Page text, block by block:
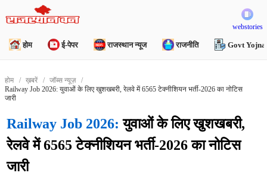
webstories
होम ई-पेपर राजस्थान न्यूज राजनीति Govt Yojna
होम ख़बरें
जॉब्स न्यूज़
Railway Job 2026: युवाओं के लिए खुशखबरी, रेलवे में 6565 टेक्नीशियन भर्ती-2026 का नोटिस
जारी
Railway Job 2026: युवाओं के लिए खुशखबरी,
रेलवे में 6565 टेक्नीशियन भर्ती-2026 का नोटिस
जारी